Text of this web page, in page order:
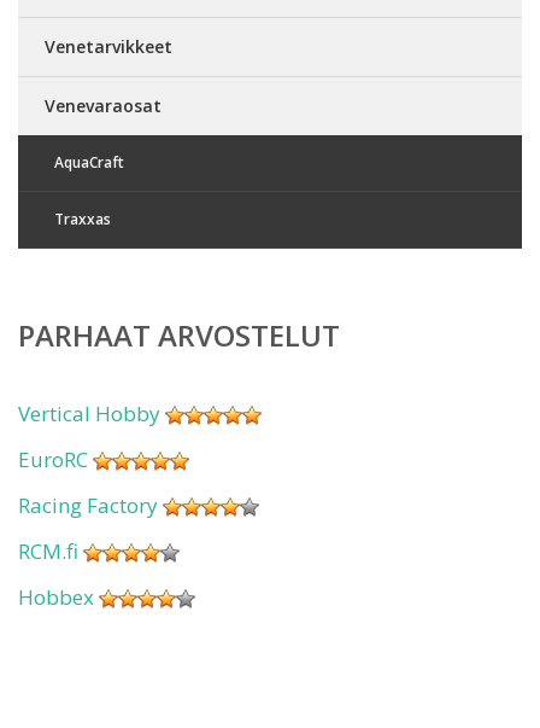
Venetarvikkeet
Venevaraosat
AquaCraft
Traxxas
PARHAAT ARVOSTELUT
Vertical Hobby
EuroRC
Racing Factory
RCM.fi
Hobbex